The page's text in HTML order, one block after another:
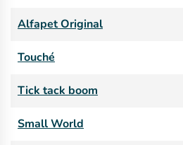
Alfapet Original
Touché
Tick tack boom
Small World